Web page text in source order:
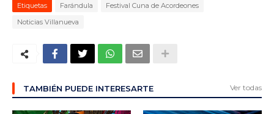
Etiquetas Farándula
Festival Cuna de Acordeones
Noticias Villanueva
TAMBIÉN PUEDE INTERESARTE Ver todas